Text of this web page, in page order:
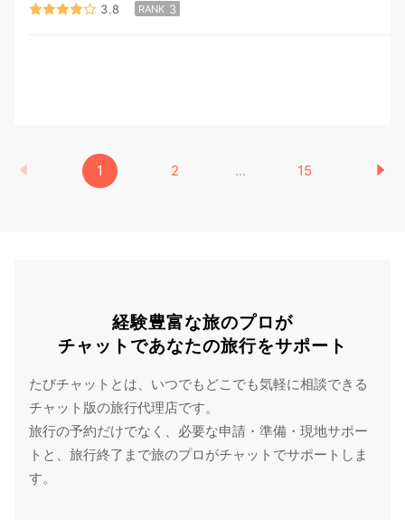
3.8 RANK 3
1 2 ... 15
経験豊富な旅のプロが
チャットであなたの旅行をサポート
たびチャットとは、いつでもどこでも気軽に相談できる
チャット版の旅行代理店です。
旅行の予約だけでなく、必要な申請・準備・現地サポー
トと、旅行終了まで旅のプロがチャットでサポートしま
す。